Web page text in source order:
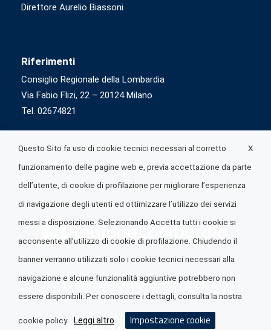
Direttore Aurelio Biassoni
Riferimenti
Consiglio Regionale della Lombardia
Via Fabio Flizi, 22 – 20124 Milano
Tel. 02674821
© 2026 Lombardia Quotidiano è realizzato daA.R.I.A.
Seguici su
X
Questo Sito fa uso di cookie tecnici necessari al corretto
funzionamento delle pagine web e, previa accettazione da parte
dell’utente, di cookie di profilazione per migliorare l’esperienza
di navigazione degli utenti ed ottimizzare l’utilizzo dei servizi
messi a disposizione. Selezionando Accetta tutti i cookie si
acconsente all’utilizzo di cookie di profilazione. Chiudendo il
banner verranno utilizzati solo i cookie tecnici necessari alla
navigazione e alcune funzionalità aggiuntive potrebbero non
essere disponibili. Per conoscere i dettagli, consulta la nostra
cookie policy Leggi altro Impostazione cookie